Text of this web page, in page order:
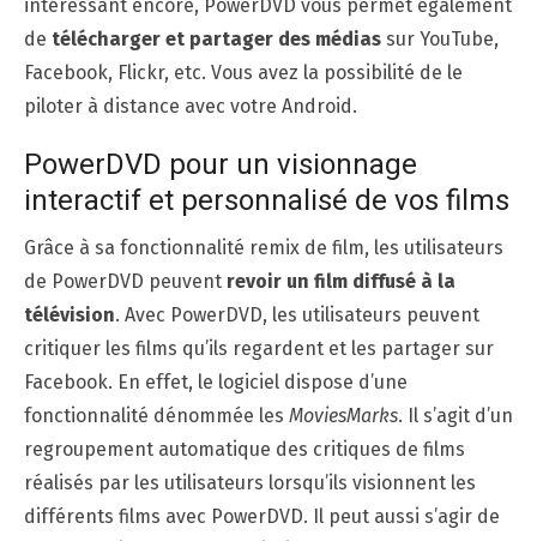
intéressant encore, PowerDVD vous permet également
de télécharger et partager des médias sur YouTube,
Facebook, Flickr, etc. Vous avez la possibilité de le
piloter à distance avec votre Android.
PowerDVD pour un visionnage
interactif et personnalisé de vos films
Grâce à sa fonctionnalité remix de film, les utilisateurs
de PowerDVD peuvent revoir un film diffusé à la
télévision. Avec PowerDVD, les utilisateurs peuvent
critiquer les films qu’ils regardent et les partager sur
Facebook. En effet, le logiciel dispose d’une
fonctionnalité dénommée les MoviesMarks. Il s’agit d’un
regroupement automatique des critiques de films
réalisés par les utilisateurs lorsqu’ils visionnent les
différents films avec PowerDVD. Il peut aussi s’agir de